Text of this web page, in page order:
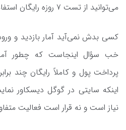
می‌توانید از تست ۷ روزه رایگان استفاده کنید.
کسی بدش نمی‌آید آمار بازدید و
خب سؤال اینجاست که چطور
پرداخت پول و کاملاً رایگان چند
اینکه سایتی در گوگل دیسکاور
نیاز است و نه قرار است فعالیت